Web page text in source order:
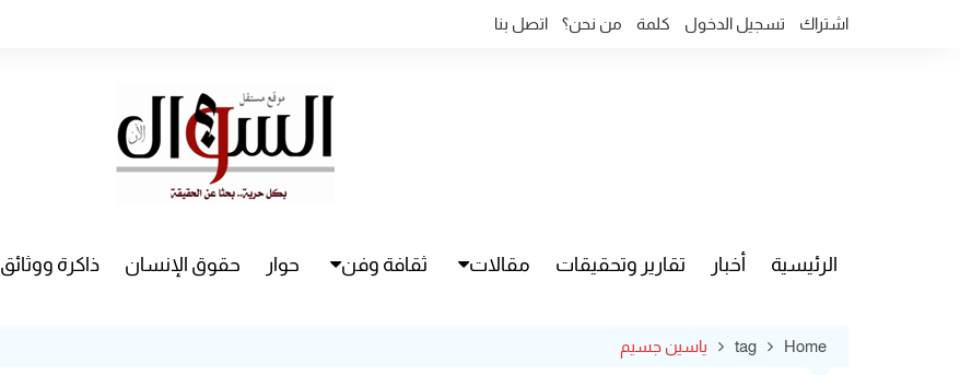
اشتراك تسجيل الدخول كلمة من نحن؟ اتصل بنا
الرئيسية أخبار تقارير وتحقيقات مقالات ثقافة وفن حوار حقوق الإنسان ذاكرة ووثائق
Home
tag ياسين جسيم